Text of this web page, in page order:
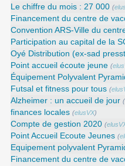
Le chiffre du mois : 27 000 (
Financement du centre de
Convention ARS‑Ville du
Participation au capital de la
Oyé Distribution (ex-sad
Point accueil écoute jeune (
Équipement Polyvalent
Futsal et fitness pour tous (
Alzheimer : un accueil de jour (
finances locales (elusVX)
Compte de gestion 2020 (
Point Accueil Ecoute Jeunes (
Equipement polyvalent
Financement du centre de